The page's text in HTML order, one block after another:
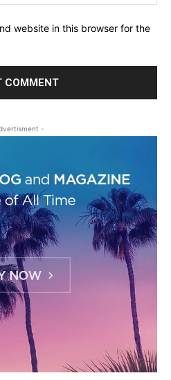
website in this browser for the
-